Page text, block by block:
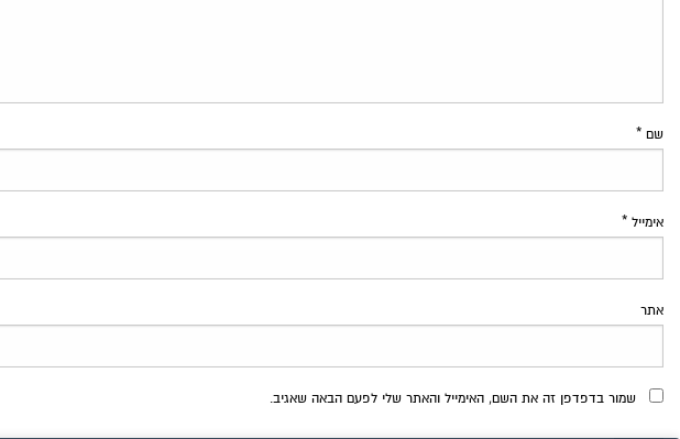
שם *
אימייל *
אתר
שמור בדפדפן זה את השם, האימייל והאתר שלי לפעם הבאה שאגיב.